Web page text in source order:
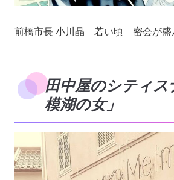
前橋市長 小川晶 若い頃 密会が盛
田中屋のシティス
模湖の女」